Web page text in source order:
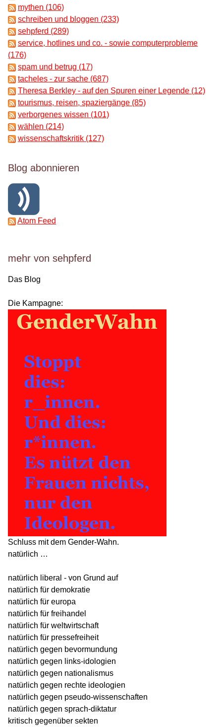
mythen (106)
schreiben und bloggen (233)
sehpferd (289)
service, hotlines und co. - sowie computerprobleme
(176)
spam und betrug (17)
tacheles - zur sache (687)
Theresa Berkley - auf den Spuren einer Legende (12)
tourismus, reisen, spaziergänge (85)
verborgenes wissen (101)
wählen (214)
wissenschaftskritik (127)
Blog abonnieren
Atom Feed
mehr von sehpferd
Das Blog
Die Kampagne:
Schluss mit dem Gender-Wahn.
natürlich …
natürlich liberal - von Grund auf
natürlich für demokratie
natürlich für europa
natürlich für freihandel
natürlich für weltwirtschaft
natürlich für pressefreiheit
natürlich gegen bevormundung
natürlich gegen links-idologien
natürlich gegen nationalismus
natürlich gegen rechte ideologien
natürlich gegen pseudo-wissenschaften
natürlich gegen sprach-diktatur
kritisch gegenüber sekten